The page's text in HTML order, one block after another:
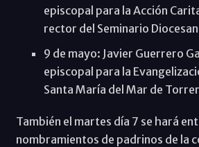
episcopal para la Acción
rector del Seminario
9 de mayo: Javier Guerrero
episcopal para la
Santa María del Mar de
También el martes día 7 se hará
nombramientos de padrinos de la